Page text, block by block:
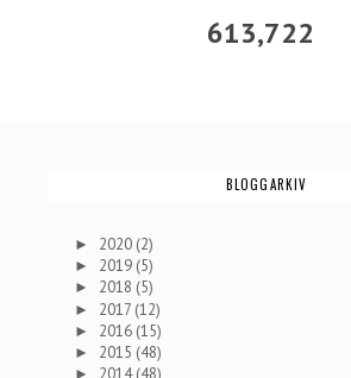
613,722
BLOGGARKIV
► 2020 (2)
► 2019 (5)
► 2018 (5)
► 2017 (12)
► 2016 (15)
► 2015 (48)
►